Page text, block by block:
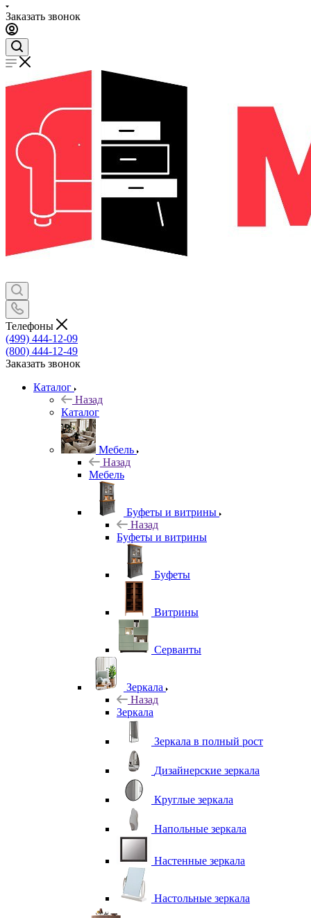
Заказать звонок
Телефоны
(499) 444-12-09
(800) 444-12-49
Заказать звонок
Каталог
Назад
Каталог
Мебель
Назад
Мебель
Буфеты и витрины
Назад
Буфеты и витрины
Буфеты
Витрины
Серванты
Зеркала
Назад
Зеркала
Зеркала в полный рост
Дизайнерские зеркала
Круглые зеркала
Напольные зеркала
Настенные зеркала
Настольные зеркала